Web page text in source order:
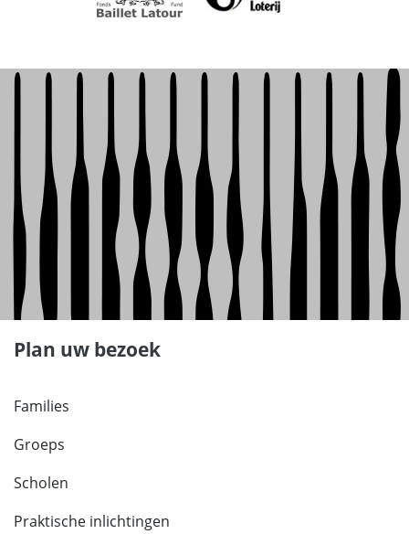
Plan uw bezoek
Families
Groeps
Scholen
Praktische inlichtingen